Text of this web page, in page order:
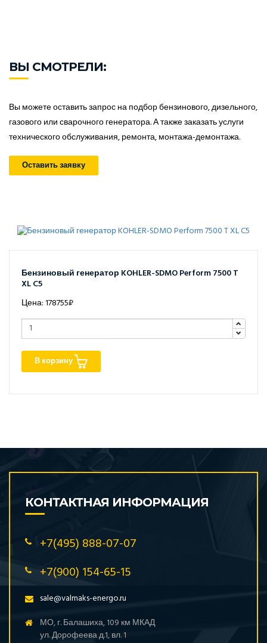
ВЫ СМОТРЕЛИ:
Вы можете оставить запрос на подбор бензинового, дизельного,
газового или сварочного генератора. А также заказать услуги
технического обслуживания, ремонта, монтажа-демонтажа.
Оставить заявку
Бензиновый генератор KOHLER-SDMO Perform 7500 T
XL C5
Цена: 178755₽
В корзину
КОНТАКТНАЯ ИНФОРМАЦИЯ
+7(495) 888-07-07
+7(900) 154-65-15
sale@valmaks-energo.ru
МО, г. Балашиха, 109 км МКАД
ул. Дорофеева д.1, вл. 1